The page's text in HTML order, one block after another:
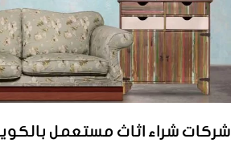
شركات شراء اثاث مستعمل